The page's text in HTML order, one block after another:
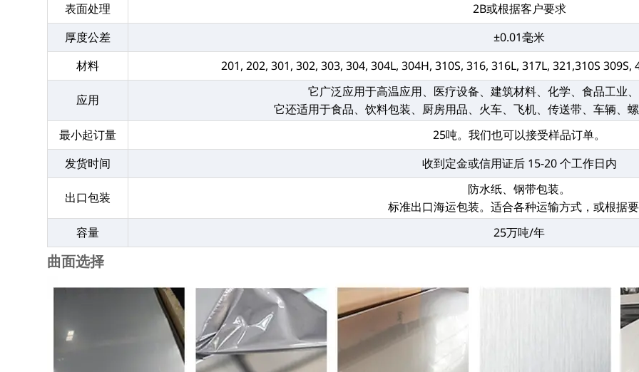
表面处理
2B或根据客户要求
厚度公差
±0.01毫米
材料
201, 202, 301, 302, 303, 304, 304L, 304H, 310S, 316, 316L, 317L, 321,310S
应用
它广泛应用于高温应用、医疗设备、建筑材料、化学、食品工业
它还适用于食品、饮料包装、厨房用品、火车、飞机、传送带、车辆、
最小起订量
25吨。我们也可以接受样品订单。
发货时间
收到定金或信用证后 15-20 个工作日内
出口包装
防水纸、钢带包装。
标准出口海运包装。适合各种运输方式，或根据
容量
25万吨/年
曲面选择